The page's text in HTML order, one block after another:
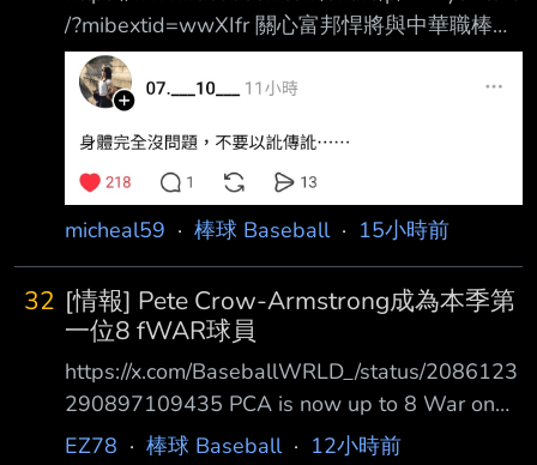
/?mibextid=wwXIfr 關心富邦悍將與中華職棒的
球迷們： 從球員開始到投入棒球轉播，一直是
我生命中非常熱愛的一部分。 經過一段時間的
劃，我將於即日起暫時告 別富邦悍將主場賽事
的賽事轉播工作。 這十年以來，非常感謝球
團、轉播團隊夥伴們的協助，以及廣大悍將球迷
的準備資料、賽事中專業分析與球員的交流，都
是我極為珍 貴的經歷。 雖然暫
micheal59 · 棒球 Baseball· 15小時前
32 [情報] Pete Crow-Armstrong成為本季第
一位8 fWAR球員
https://x.com/BaseballWRLD_/status/2086123
290897109435 PCA is now up to 8 War on
the season No other player has even reached
EZ78 · 棒球 Baseball· 12小時前